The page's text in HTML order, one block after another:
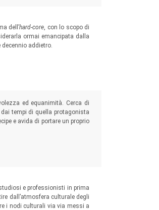
dell’hard-core, con lo scopo di
ormai emancipata dalla
addietro.
ed equanimità. Cerca di
tempi di quella protagonista
e avida di portare un proprio
e professionisti in prima
dall’atmosfera culturale degli
i nodi culturali via via messi a